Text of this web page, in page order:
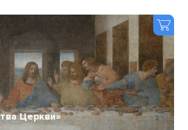
Церкви»